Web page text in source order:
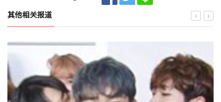
其他相关报道